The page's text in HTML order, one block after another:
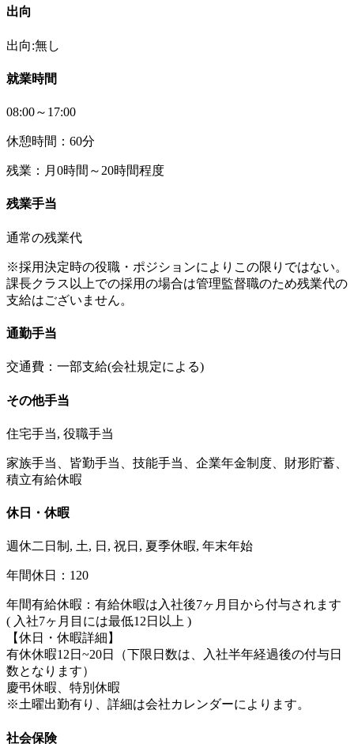
出向
出向:無し
就業時間
08:00～17:00
休憩時間：60分
残業：月0時間～20時間程度
残業手当
通常の残業代
※採用決定時の役職・ポジションによりこの限りではない。
課長クラス以上での採用の場合は管理監督職のため残業代の
支給はございません。
通勤手当
交通費：一部支給(会社規定による)
その他手当
住宅手当, 役職手当
家族手当、皆勤手当、技能手当、企業年金制度、財形貯蓄、
積立有給休暇
休日・休暇
週休二日制, 土, 日, 祝日, 夏季休暇, 年末年始
年間休日：120
年間有給休暇：有給休暇は入社後7ヶ月目から付与されます
( 入社7ヶ月目には最低12日以上 )
【休日・休暇詳細】
有休休暇12日~20日（下限日数は、入社半年経過後の付与日
数となります）
慶弔休暇、特別休暇
※土曜出勤有り、詳細は会社カレンダーによります。
社会保険